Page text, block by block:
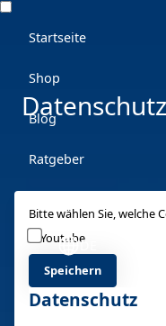
Startseite
Shop
Blog
Ratgeber
DE
Bitte wählen Sie, welche
Youtube
Speichern
Datenschutz